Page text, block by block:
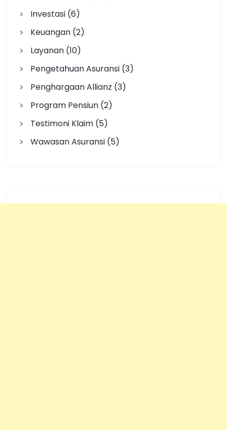
Investasi(6)
Keuangan(2)
Layanan(10)
Pengetahuan Asuransi(3)
Penghargaan Allianz (3)
Program Pensiun(2)
Testimoni Klaim(5)
Wawasan Asuransi(5)